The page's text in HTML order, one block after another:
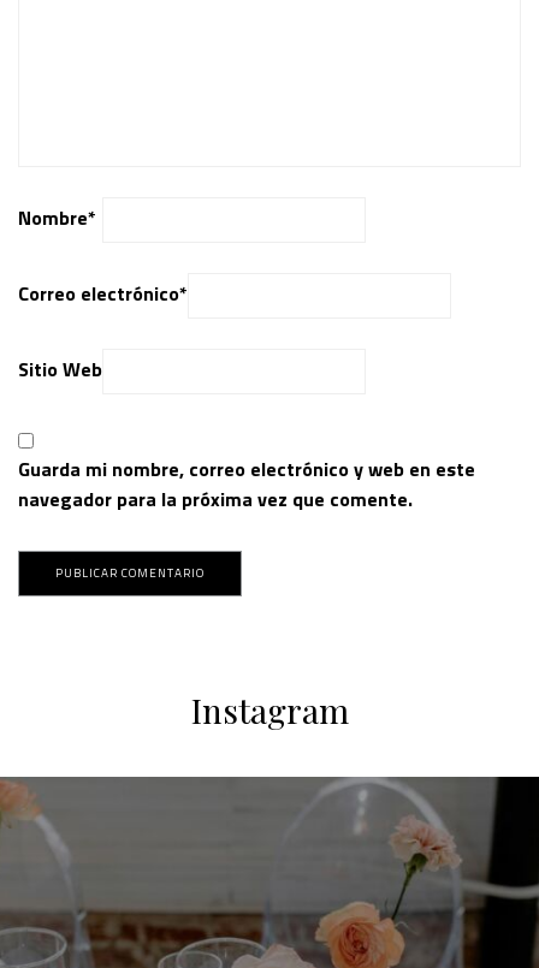
Nombre*
Correo electrónico*
Sitio Web
Guarda mi nombre, correo electrónico y web en este
navegador para la próxima vez que comente.
Instagram